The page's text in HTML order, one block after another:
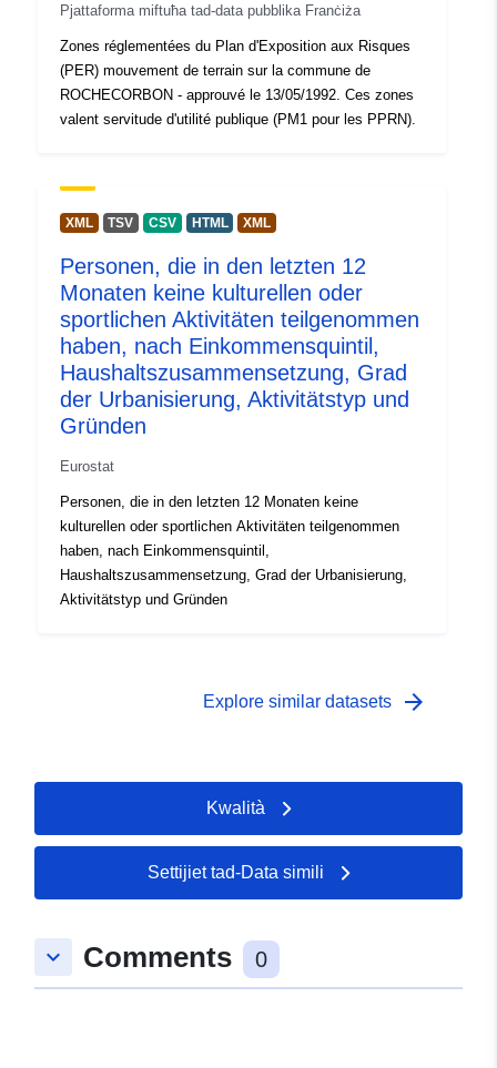
(DS_VMD)
Pjattaforma miftuħa tad-data pubblika Franċiża
Zones réglementées du Plan d'Exposition aux Risques
(PER) mouvement de terrain sur la commune de
ROCHECORBON - approuvé le 13/05/1992. Ces zones
valent servitude d'utilité publique (PM1 pour les PPRN).
XML TSV CSV HTML XML
Personen, die in den letzten 12
Monaten keine kulturellen oder
sportlichen Aktivitäten teilgenommen
haben, nach Einkommensquintil,
Haushaltszusammensetzung, Grad
der Urbanisierung, Aktivitätstyp und
Gründen
Eurostat
Personen, die in den letzten 12 Monaten keine
kulturellen oder sportlichen Aktivitäten teilgenommen
haben, nach Einkommensquintil,
Haushaltszusammensetzung, Grad der Urbanisierung,
Aktivitätstyp und Gründen
Explore similar datasets arrow_forward
Kwalità
Settijiet tad-Data simili
keyboard_arrow_down Comments 0